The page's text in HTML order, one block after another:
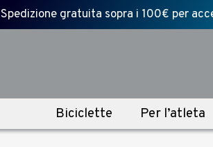
Spedizione gratuita sopra i 100€ per
Biciclette Per l’atleta